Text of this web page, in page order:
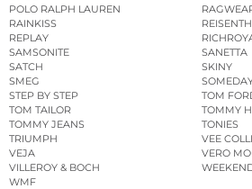
POLO RALPH LAUREN
RAINKISS
REPLAY
SAMSONITE
SANETTA
SATCH
SKINY
SMEG
STEP BY STEP
TOM
TOM TAILOR
TOMMY
TOMMY JEANS
TONIES
TRIUMPH
VEE
VEJA
VERO
VILLEROY & BOCH
WMF